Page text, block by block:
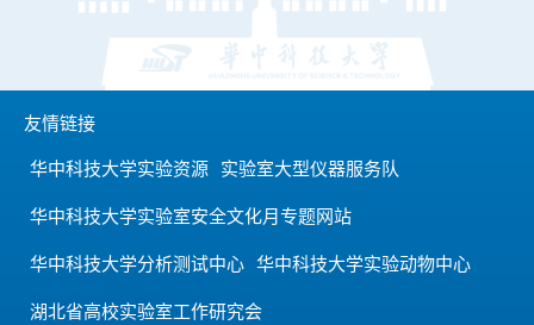
友情链接
华中科技大学实验资源 实验室大型仪器服务队
华中科技大学实验室安全文化月专题网站
华中科技大学分析测试中心 华中科技大学实验动物中心
湖北省高校实验室工作研究会